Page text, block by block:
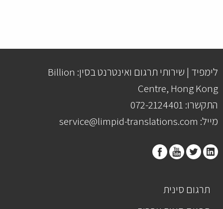
לימפיד | שירותי תרגום ואינטרנט בסין: Billion
Centre, Hong Kong
התקשרו: 072-2124401
מייל: service@limpid-translations.com
תרגום סינית